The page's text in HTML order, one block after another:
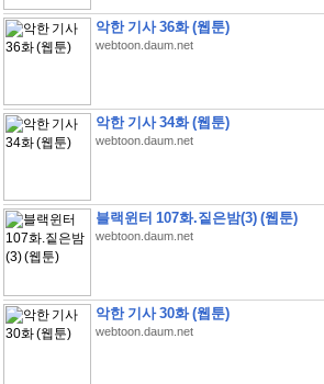
악한 기사 36화 (웹툰)
webtoon.daum.net
악한 기사 34화 (웹툰)
webtoon.daum.net
블랙윈터 107화.짙은밤(3) (웹툰)
webtoon.daum.net
악한 기사 30화 (웹툰)
webtoon.daum.net